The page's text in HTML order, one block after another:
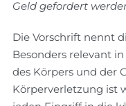
Geld gefordert
Die Vorschrift nennt
Besonders relevant
des Körpers und der
Körperverletzung ist